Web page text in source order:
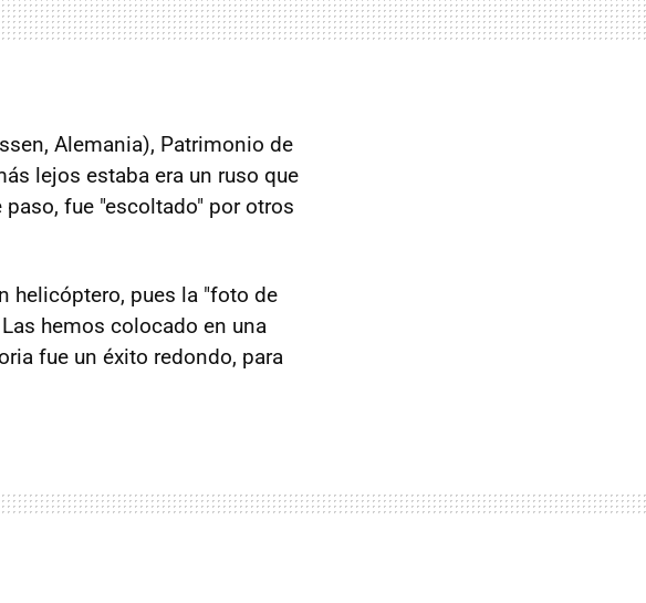
Alemania), Patrimonio de
lejos estaba era un ruso que
fue "escoltado" por otros
helicóptero, pues la "foto de
hemos colocado en una
fue un éxito redondo, para